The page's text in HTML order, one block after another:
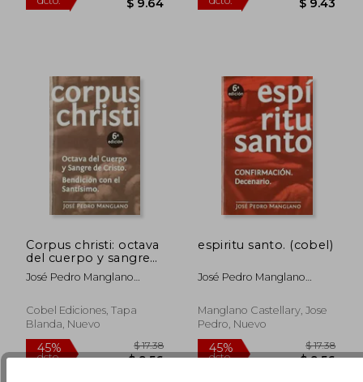
45%
dcto.
45%
dcto.
Corpus christi: octava
del cuerpo y sangre
de cristo
José Pedro Manglano
Cobel Ediciones, Tapa
Blanda, Nuevo
espiritu santo. (cobel)
José Pedro Manglano
Manglano Castellary, Jose
Pedro, Nuevo